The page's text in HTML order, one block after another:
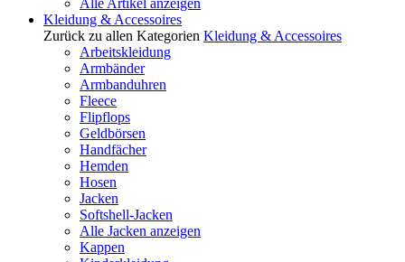
Alle Artikel anzeigen
Kleidung & Accessoires
Zurück zu allen Kategorien Kleidung & Accessoires
Arbeitskleidung
Armbänder
Armbanduhren
Fleece
Flipflops
Geldbörsen
Handfächer
Hemden
Hosen
Jacken
Softshell-Jacken
Alle Jacken anzeigen
Kappen